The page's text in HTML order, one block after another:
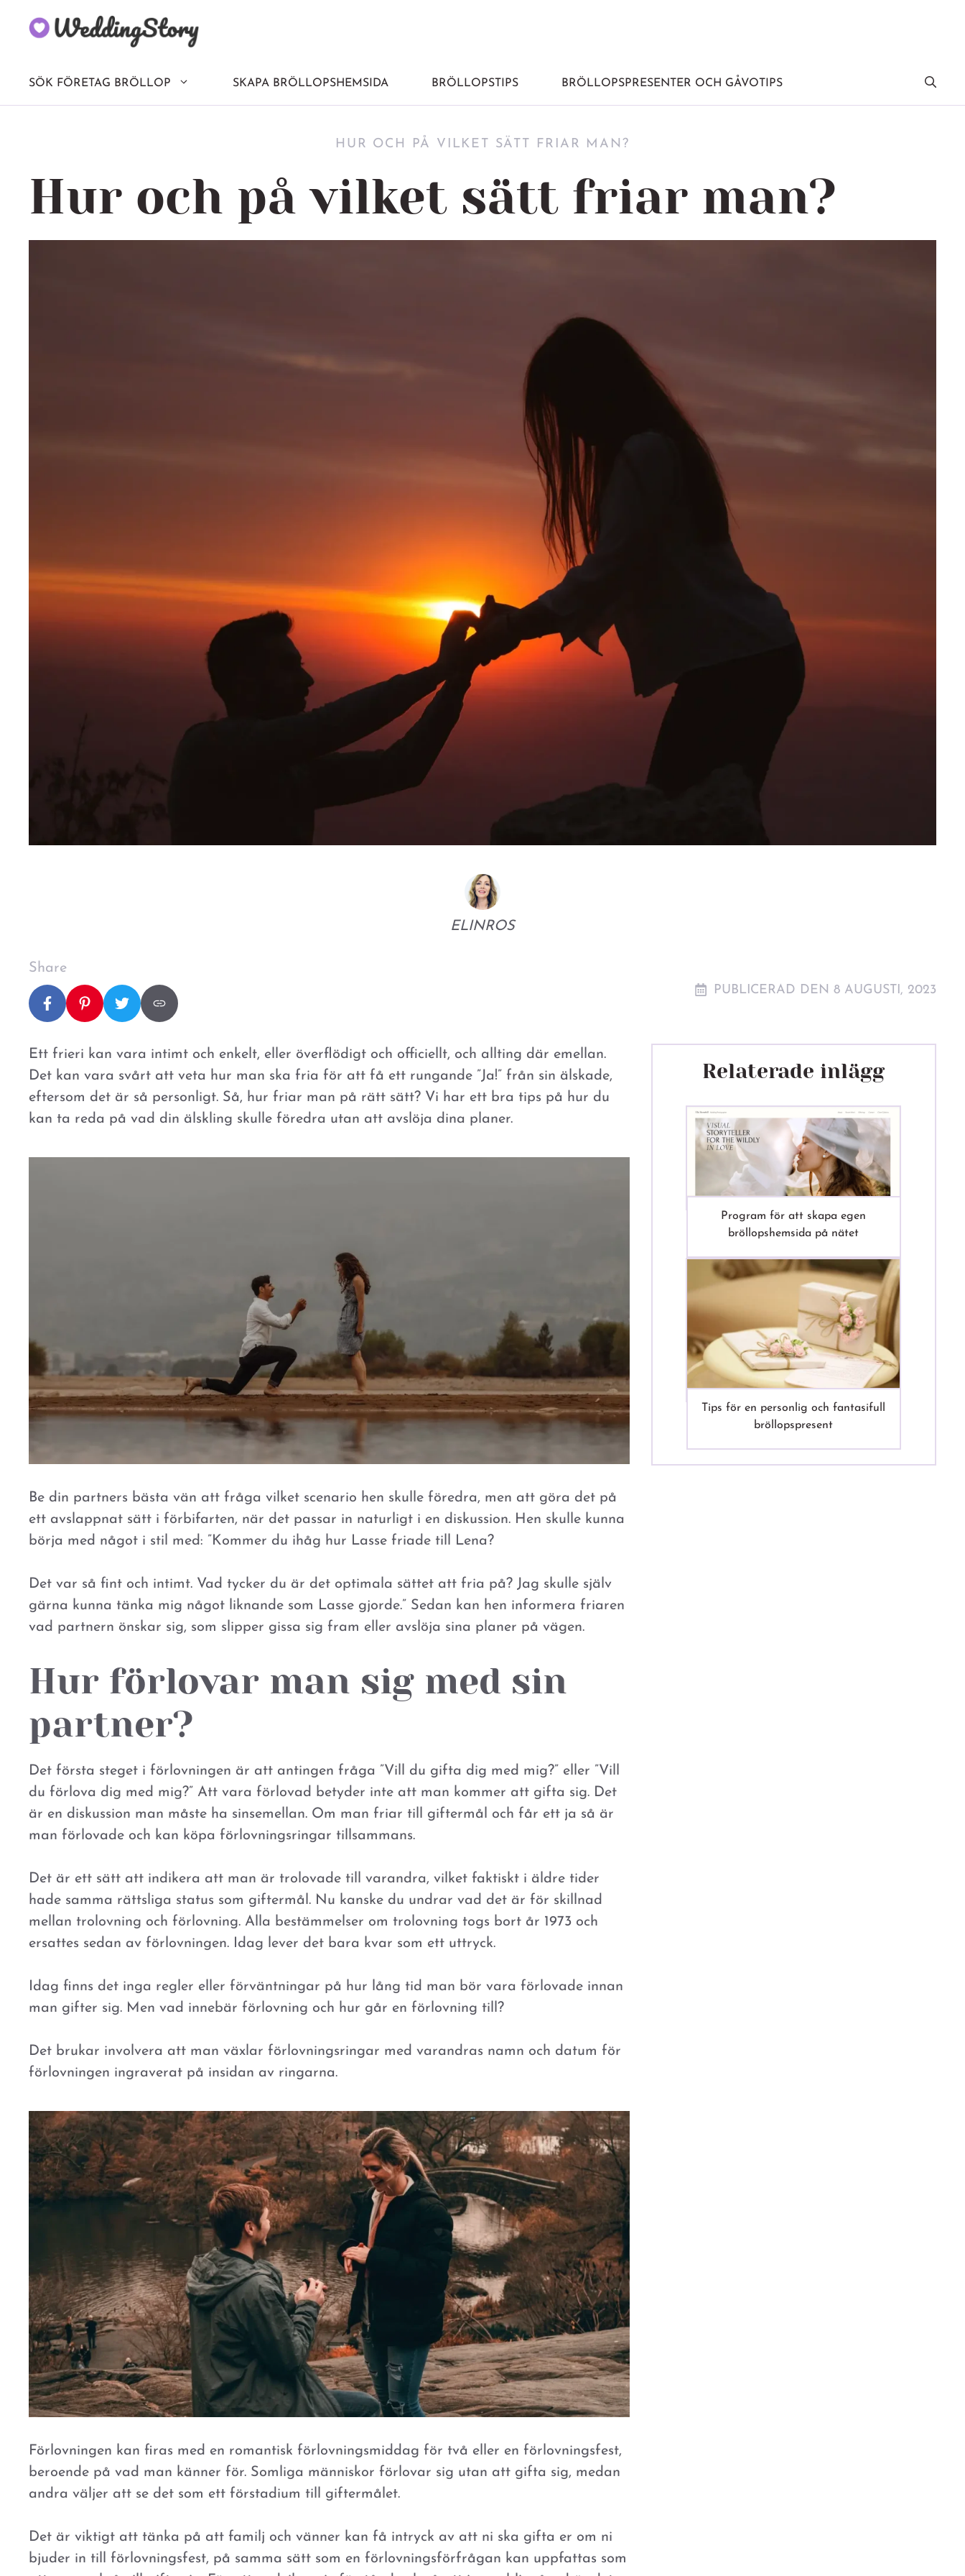
SÖK FÖRETAG BRÖLLOP SKAPA BRÖLLOPSHEMSIDA BRÖLLOPSTIPS BRÖLLOPSPRESENTER OCH GÅVOTIPS
HUR OCH PÅ VILKET SÄTT FRIAR MAN?
Hur och på vilket sätt friar man?
ELINROS
Share
PUBLICERAD DEN 8 AUGUSTI, 2023
Ett frieri kan vara intimt och enkelt, eller överflödigt och officiellt, och allting där emellan.
Det kan vara svårt att veta hur man ska fria för att få ett rungande ”Ja!” från sin älskade,
eftersom det är så personligt. Så, hur friar man på rätt sätt? Vi har ett bra tips på hur du
kan ta reda på vad din älskling skulle föredra utan att avslöja dina planer.
Be din partners bästa vän att fråga vilket scenario hen skulle föredra, men att göra det på
ett avslappnat sätt i förbifarten, när det passar in naturligt i en diskussion. Hen skulle kunna
börja med något i stil med: ”Kommer du ihåg hur Lasse friade till Lena?
Det var så fint och intimt. Vad tycker du är det optimala sättet att fria på? Jag skulle själv
gärna kunna tänka mig något liknande som Lasse gjorde.” Sedan kan hen informera friaren
vad partnern önskar sig, som slipper gissa sig fram eller avslöja sina planer på vägen.
Hur förlovar man sig med sin
partner?
Det första steget i förlovningen är att antingen fråga ”Vill du gifta dig med mig?” eller ”Vill
du förlova dig med mig?” Att vara förlovad betyder inte att man kommer att gifta sig. Det
är en diskussion man måste ha sinsemellan. Om man friar till giftermål och får ett ja så är
man förlovade och kan köpa förlovningsringar tillsammans.
Det är ett sätt att indikera att man är trolovade till varandra, vilket faktiskt i äldre tider
hade samma rättsliga status som giftermål. Nu kanske du undrar vad det är för skillnad
mellan trolovning och förlovning. Alla bestämmelser om trolovning togs bort år 1973 och
ersattes sedan av förlovningen. Idag lever det bara kvar som ett uttryck.
Idag finns det inga regler eller förväntningar på hur lång tid man bör vara förlovade innan
man gifter sig. Men vad innebär förlovning och hur går en förlovning till?
Det brukar involvera att man växlar förlovningsringar med varandras namn och datum för
förlovningen ingraverat på insidan av ringarna.
Förlovningen kan firas med en romantisk förlovningsmiddag för två eller en förlovningsfest,
beroende på vad man känner för. Somliga människor förlovar sig utan att gifta sig, medan
andra väljer att se det som ett förstadium till giftermålet.
Det är viktigt att tänka på att familj och vänner kan få intryck av att ni ska gifta er om ni
bjuder in till förlovningsfest, på samma sätt som en förlovningsförfrågan kan uppfattas som
Relaterade inlägg
Program för att skapa egen
bröllopshemsida på nätet
Tips för en personlig och fantasifull
bröllopspresent